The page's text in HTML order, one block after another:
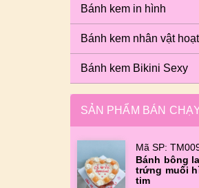
Bánh kem in hình
Bánh kem nhân vật
Bánh kem Bikini Sexy
SẢN PHẨM BÁN
Mã SP:
Bánh bông
trứng muối
tim